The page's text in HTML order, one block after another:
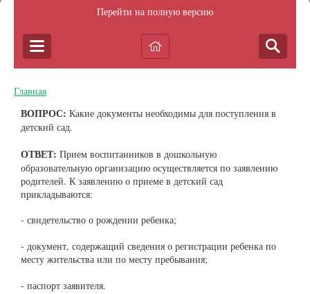
Перейти на полную версию
Главная
ВОПРОС: Какие документы необходимы для поступления в
детский сад.
ОТВЕТ: Прием воспитанников в дошкольную
образовательную организацию осуществляется по заявлению
родителей. К заявлению о приеме в детский сад
прикладываются:
- свидетельство о рождении ребенка;
- документ, содержащий сведения о регистрации ребенка по
месту жительства или по месту пребывания;
- паспорт заявителя.